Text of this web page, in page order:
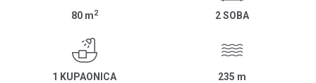
80 m2 2 SOBA
1 KUPAONICA 235 m